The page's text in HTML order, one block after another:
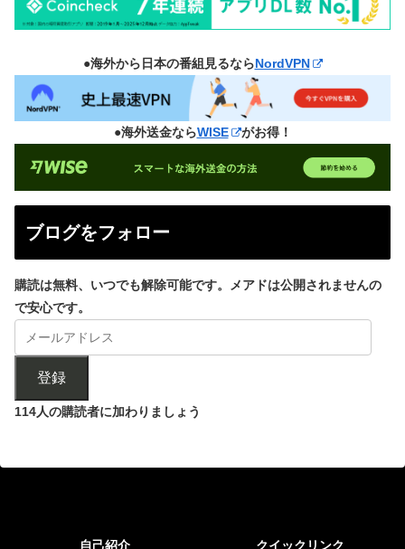
●海外から日本の番組見るならNordVPN
●海外送金ならWISE がお得！
ブログをフォロー
購読は無料、いつでも解除可能です。メアドは公開されませんの
で安心です。
登録
114人の購読者に加わりましょう
自己紹介 クイックリンク